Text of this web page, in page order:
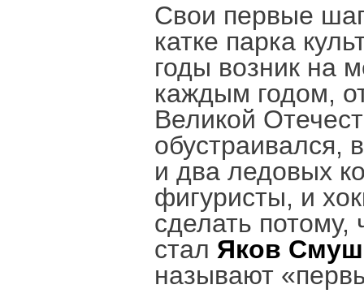
Свои первые
катке парка
годы возник на
каждым годом,
Великой
обустраивался,
и два ледовых
фигуристы, и
сделать
стал Яков
называют